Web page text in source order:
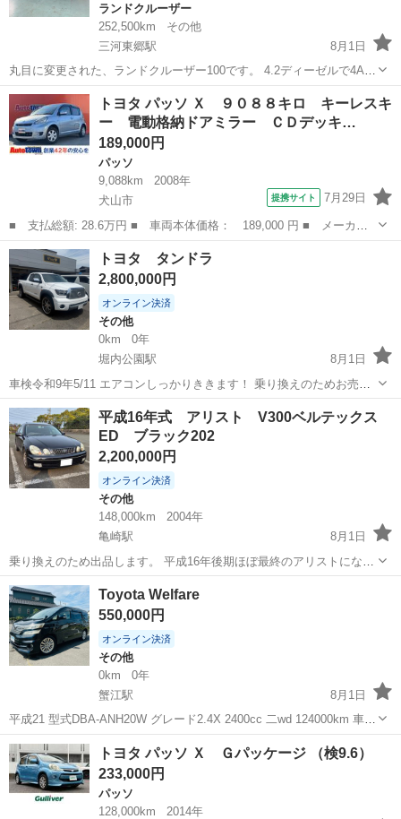
ランドクルーザー
252,500km
その他
三河東郷駅
8月1日
丸目に変更された、ランドクルーザー100です。 4.2ディーゼルで4AT
になります。 ナビ、ETC付きになります。 新品シートカバー、タイヤ
は交換後500キロ程度の走行です。 細部までこだわっており、キレイ
な車体です。
愛知 新城市 三河東郷駅 ランドクルーザー
トヨタ パッソ Ｘ ９０８８キロ キーレスキ
ー 電動格納ドアミラー ＣＤデッキ…
189,000円
パッソ
9,088km
2008年
犬山市
提携サイト 7月29日
■ 支払総額: 28.6万円 ■ 車両本体価格： 189,000 円 ■ メーカー
名： トヨタ ■ 車種名： パッソ ■ グレード名： Ｘ ９０８８
キロ キーレスキー 電動格納ドアミラー ＣＤデッキ タイヤ溝
８分目 ■ ...
愛知 犬山市 パッソ
トヨタ タンドラ
2,800,000円
オンライン決済
その他
0km
0年
堀内公園駅
8月1日
車検令和9年5/11 エアコンしっかりききます！ 乗り換えのためお売り
します。 めちゃめちゃ希少なテキサスエディションです。 ヘッドライ
トは純正に戻しますが、こちらも欲しい方はプラス4万でお願いしま
す。
愛知 安城市 堀内公園駅 その他
平成16年式 アリスト V300ベルテックス
ED ブラック202
2,200,000円
オンライン決済
その他
148,000km
2004年
亀崎駅
8月1日
乗り換えのため出品します。 平成16年後期ほぼ最終のアリストになり
ます。 人気のV300べルテックス 純正202ブラック 色替えではありま
せん。 車検はR10年3月3日まで 走行距離は148000キロ(通勤で使用し
てますの...
愛知 半田市
Toyota Welfare
550,000円
オンライン決済
その他
0km
0年
蟹江駅
8月1日
平成21 型式DBA-ANH20W グレード2.4X 2400cc 二wd 124000km 車検
10-1-13日 ETC ナビ SR 純正18インチアルミ 左パワースライドドア 黒
(202) 込み55ならで可能です。 ...
愛知 あま市 蟹江駅 スライドドア
トヨタ パッソ Ｘ Ｇパッケージ （検9.6）
233,000円
パッソ
128,000km
2014年